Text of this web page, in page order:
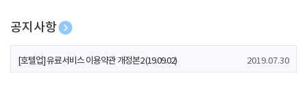
공지사항
[호텔업] 개인정보 처리방침 개정본1 (19.09.02)
[호텔업] 유료서비스 이용약관 개정본2 (19.09.02) 2019.07.30